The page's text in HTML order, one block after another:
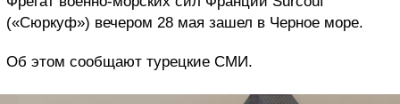
(«Сюркуф») вечером 28 мая зашел в Черное море.
Об этом сообщают турецкие СМИ.